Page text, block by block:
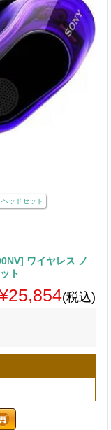
ッドセット
ワイヤレス ノ
ト
(税込)